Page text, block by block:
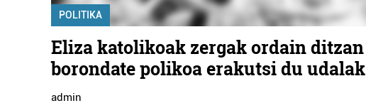
POLITIKA
Eliza katolikoak zergak ordain ditzan
borondate polikoa erakutsi du udalak
admin